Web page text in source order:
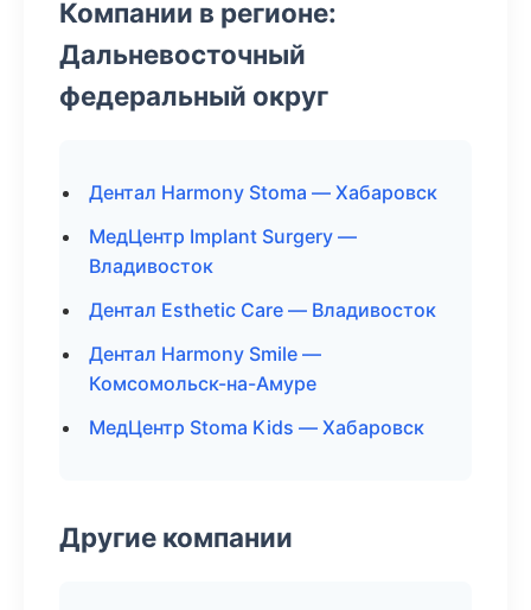
Компании в регионе:
Дальневосточный
федеральный округ
Дентал Harmony Stoma — Хабаровск
МедЦентр Implant Surgery —
Владивосток
Дентал Esthetic Care — Владивосток
Дентал Harmony Smile —
Комсомольск-на-Амуре
МедЦентр Stoma Kids — Хабаровск
Другие компании